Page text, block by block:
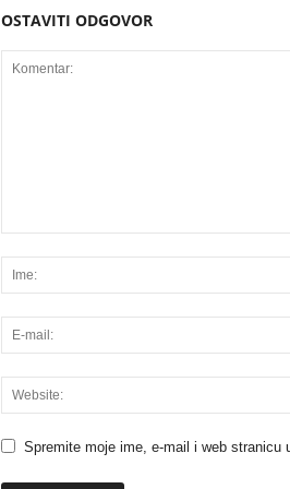
OSTAVITI ODGOVOR
Spremite moje ime, e-mail i web stranicu